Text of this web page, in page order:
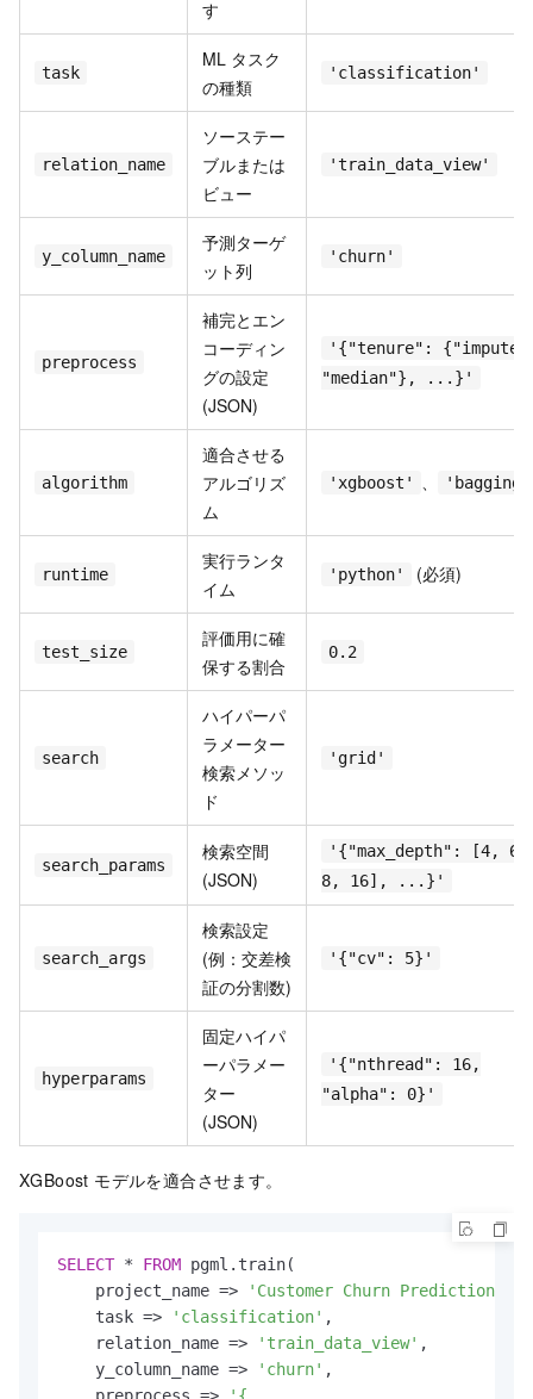
す
task
ML タスク
の種類
'classification'
relation_name
ソーステー
ブルまたは
ビュー
'train_data_view'
y_column_name
予測ターゲ
ット列
'churn'
preprocess
補完とエン
コーディン
グの設定
(JSON)
'{"tenure":
"median"}, ...}'
algorithm
適合させる
アルゴリズ
ム
'xgboost' 、 'bagging'
runtime
実行ランタ
イム
'python' (必須)
test_size
評価用に確
保する割合
0.2
search
ハイパーパ
ラメーター
検索メソッ
ド
'grid'
search_params
検索空間
(JSON)
'{"max_depth": [4, 6,
8, 16], ...}'
search_args
検索設定
(例：交差検
証の分割数)
'{"cv": 5}'
hyperparams
固定ハイパ
ーパラメー
ター
(JSON)
'{"nthread": 16,
"alpha": 0}'
XGBoost モデルを適合させます。
SELECT * FROM pgml.train(
    project_name
=>
'Customer Churn Prediction
    task
=> 'classification' ,
    relation_name
=> 'train_data_view' ,
    y_column_name
=> 'churn' ,